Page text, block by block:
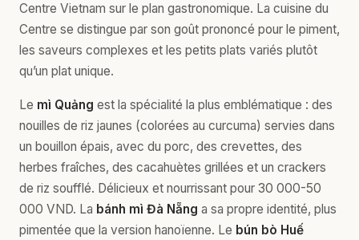
Centre Vietnam sur le plan gastronomique. La cuisine du
Centre se distingue par son goût prononcé pour le piment,
les saveurs complexes et les petits plats variés plutôt
qu’un plat unique.
Le mì Quảng est la spécialité la plus emblématique : des
nouilles de riz jaunes (colorées au curcuma) servies dans
un bouillon épais, avec du porc, des crevettes, des
herbes fraîches, des cacahuètes grillées et un crackers
de riz soufflé. Délicieux et nourrissant pour 30 000-50
000 VND. La bánh mì Đà Nẵng a sa propre identité, plus
pimentée que la version hanoïenne. Le bún bò Huế